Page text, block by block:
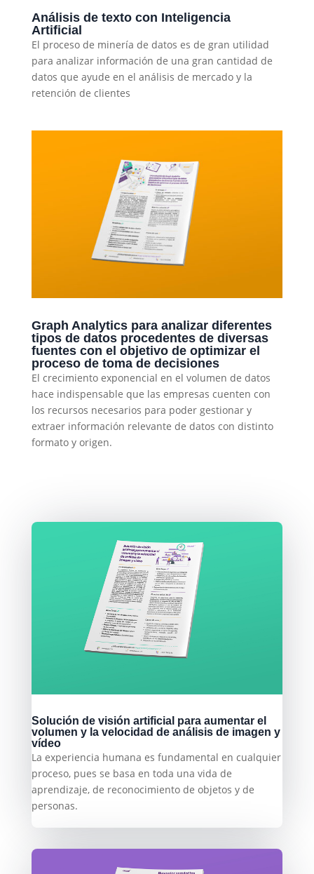
Análisis de texto con Inteligencia
Artificial
El proceso de minería de datos es de gran utilidad
para analizar información de una gran cantidad de
datos que ayude en el análisis de mercado y la
retención de clientes
Graph Analytics para analizar diferentes
tipos de datos procedentes de diversas
fuentes con el objetivo de optimizar el
proceso de toma de decisiones
El crecimiento exponencial en el volumen de datos
hace indispensable que las empresas cuenten con
los recursos necesarios para poder gestionar y
extraer información relevante de datos con distinto
formato y origen.
Solución de visión artificial para aumentar el
volumen y la velocidad de análisis de imagen y
vídeo
La experiencia humana es fundamental en cualquier
proceso, pues se basa en toda una vida de
aprendizaje, de reconocimiento de objetos y de
personas.